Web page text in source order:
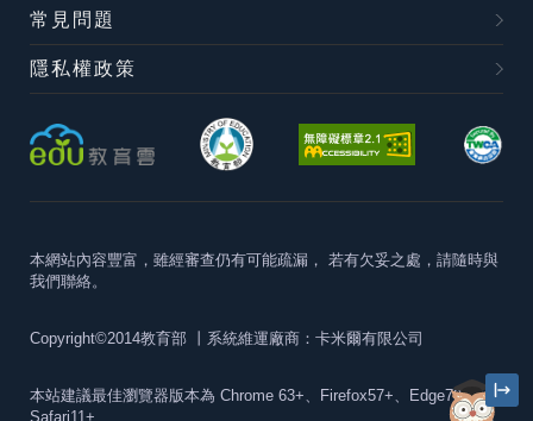
常見問題
隱私權政策
本網站內容豐富，雖經審查仍有可能疏漏， 若有欠妥之處，請隨時與
我們聯絡。
Copyright©2014教育部 丨系統維運廠商：卡米爾有限公司
本站建議最佳瀏覽器版本為 Chrome 63+、Firefox57+、Edge79+及
Safari11+